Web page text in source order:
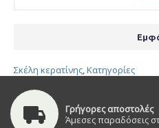
Σκέλη κερατίνης,Κατηγορίες
Γρήγορες αποστολές
Άμεσες παραδόσεις